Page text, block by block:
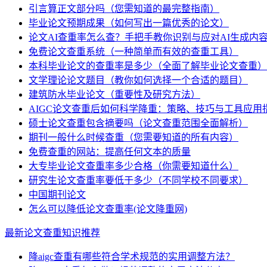
引言算正文部分吗（您需知道的最完整指南）
毕业论文预期成果（如何写出一篇优秀的论文）
论文AI查重率怎么查？手把手教你识别与应对AI生成内
免费论文查重系统（一种简单而有效的查重工具）
本科毕业论文的查重率是多少（全面了解毕业论文查重）
文学理论论文题目（教你如何选择一个合适的题目）
建筑防水毕业论文（重要性及研究方法）
AIGC论文查重后如何科学降重：策略、技巧与工具应用
硕士论文查重包含摘要吗（论文查重范围全面解析）
期刊一般什么时候查重（您需要知道的所有内容）
免费查重的网站：提高任何文本的质量
大专毕业论文查重率多少合格（你需要知道什么）
研究生论文查重率要低于多少（不同学校不同要求）
中国期刊论文
怎么可以降低论文查重率(论文降重网)
最新论文查重知识推荐
降aigc查重有哪些符合学术规范的实用调整方法？